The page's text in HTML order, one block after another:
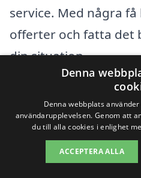
service. Med några
offerter och fatta det
din situation.
Få 3 erbjudanden,
förpliktelser
Denna
Denna webbplats
användarupplevelsen. Genom att
du till alla cookies i enlighet
ACCEPTERA ALLA